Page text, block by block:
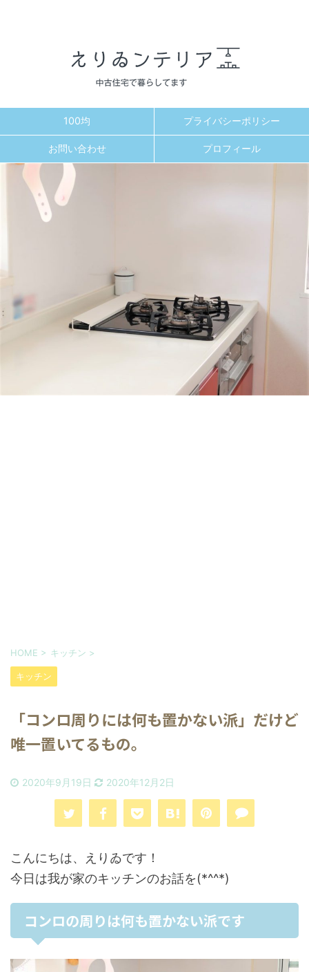
100均 プライバシーポリシー
お問い合わせ プロフィール
HOME > キッチン >
キッチン
「コンロ周りには何も置かない派」だけど
唯一置いてるもの。
2020年9月19日 2020年12月2日
こんにちは、えりゐです！
今日は我が家のキッチンのお話を(*^^*)
コンロの周りは何も置かない派です